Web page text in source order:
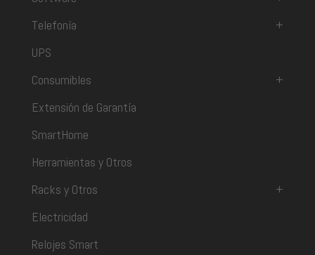
Telefonía
+
UPS
Consumibles
+
Extensión de Garantía
SmartHome
Herramientas y Otros
Racks y Otros
+
Electricidad
Relojes Smart